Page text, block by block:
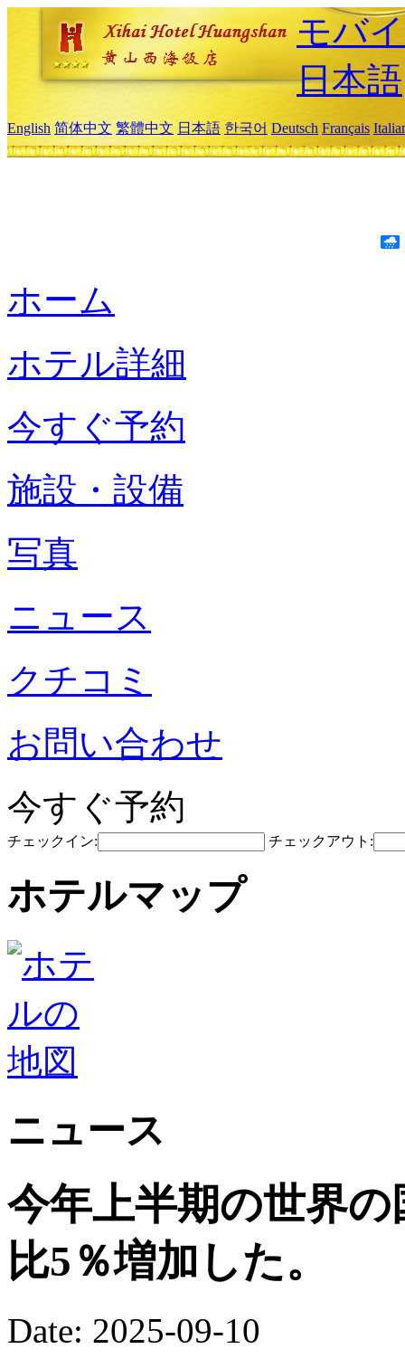
モバ
日本語
English 简体中文 繁體中文 日本語 한국어 Deutsch Français
ホーム
ホテル詳細
今すぐ予約
施設・設備
写真
ニュース
クチコミ
お問い合わせ
今すぐ予約
チェックイン: チェックアウト:
ホテルマップ
ニュース
今年上半期の世界
比5％増加した。
Date: 2025-09-10